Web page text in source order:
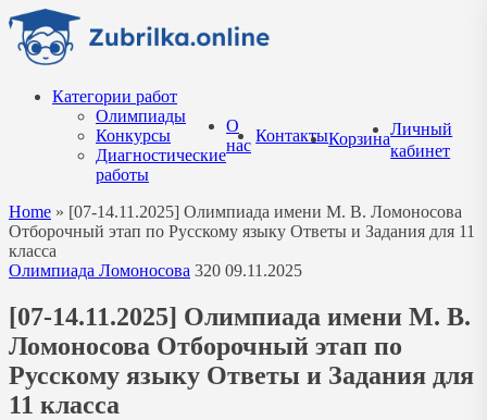
Перейти
содержанию
Категории работ
Олимпиады
Конкурсы
Диагностические
работы
О
нас
КонтактыКорзина
Личный
кабинет
Home » [07-14.11.2025] Олимпиада имени М. В. Ломоносова
Отборочный этап по Русскому языку Ответы и Задания для 11
класса
Олимпиада Ломоносова 320 09.11.2025
[07-14.11.2025] Олимпиада имени М. В.
Ломоносова Отборочный этап по
Русскому языку Ответы и Задания для
11 класса